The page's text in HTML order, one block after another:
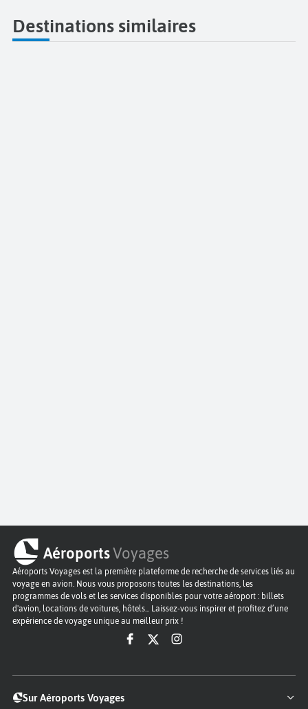
Destinations similaires
AéroportsVoyages
Aéroports Voyages est la première plateforme de recherche de services liés au
voyage en avion. Nous vous proposons toutes les destinations, les
programmes de vols et les services disponibles pour votre aéroport : billets
d'avion, locations de voitures, hôtels... Laissez-vous inspirer et profitez d’une
expérience de voyage unique au meilleur prix !
Sur Aéroports Voyages